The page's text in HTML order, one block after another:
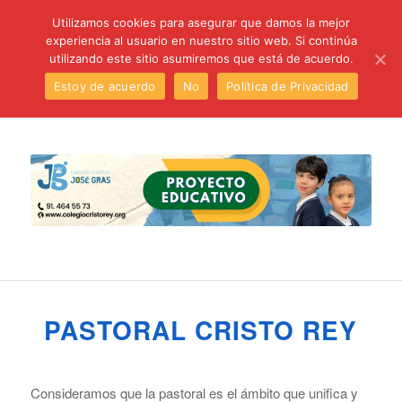
PASTORAL CRISTO REY
Consideramos que la pastoral es el ámbito que unifica y
Utilizamos cookies para asegurar que damos la mejor
experiencia al usuario en nuestro sitio web. Si continúa
utilizando este sitio asumiremos que está de acuerdo.
Estoy de acuerdo
No Política de Privacidad